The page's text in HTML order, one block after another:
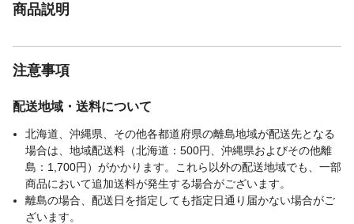
商品説明
注意事項
配送地域・送料について
北海道、沖縄県、その他各都道府県の離島地域が配送先となる
場合は、地域配送料（北海道：500円、沖縄県およびその他離
島：1,700円）がかかります。これら以外の配送地域でも、一部
商品において追加送料が発生する場合がございます。
離島の場合、配送日を指定しても指定日通り届かない場合がご
ざいます。